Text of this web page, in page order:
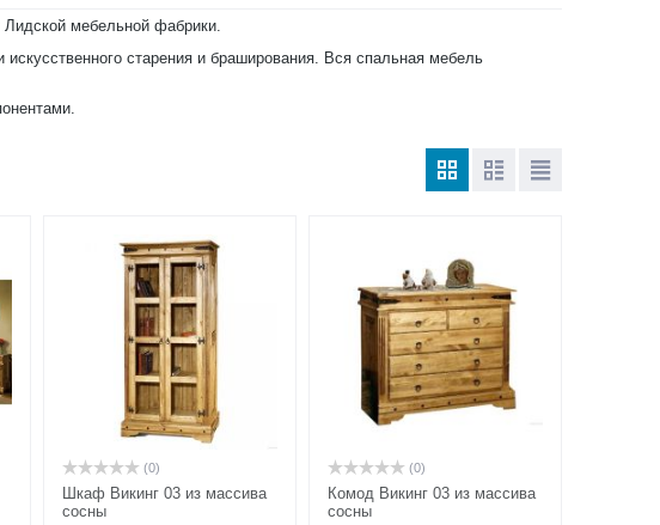
мебельной фабрики.
старения и браширования. Вся спальная мебель
(0)
Шкаф Викинг 03 из массива
сосны
(0)
Комод Викинг 03 из массива
сосны